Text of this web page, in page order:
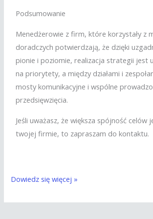
Podsumowanie
Menedżerowie z firm, które korzystały z
doradczych potwierdzają, że dzięki
pionie i poziomie, realizacja strategii jest
na priorytety, a między działami i
mosty komunikacyjne i wspólne
przedsięwzięcia.
Jeśli uważasz, że większa spójność celów
twojej firmie, to zapraszam do kontaktu.
Dowiedz się więcej »